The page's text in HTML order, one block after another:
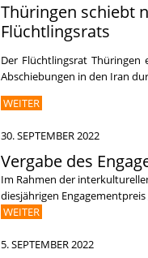
Thüringen schiebt
Flüchtlingsrats
Der Flüchtlingsrat Thüringen
Abschiebungen in den Iran
WEITER
30. SEPTEMBER 2022
Vergabe des
Im Rahmen der
diesjährigen
WEITER
5. SEPTEMBER 2022